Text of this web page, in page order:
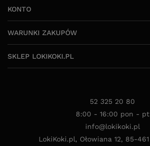
KONTO
WARUNKI ZAKUPÓW
SKLEP LOKIKOKI.PL
52 325 20 80
8:00 - 16:00 pon - pt
info@lokikoki.pl
LokiKoki.pl, Ołowiana 12, 85-461